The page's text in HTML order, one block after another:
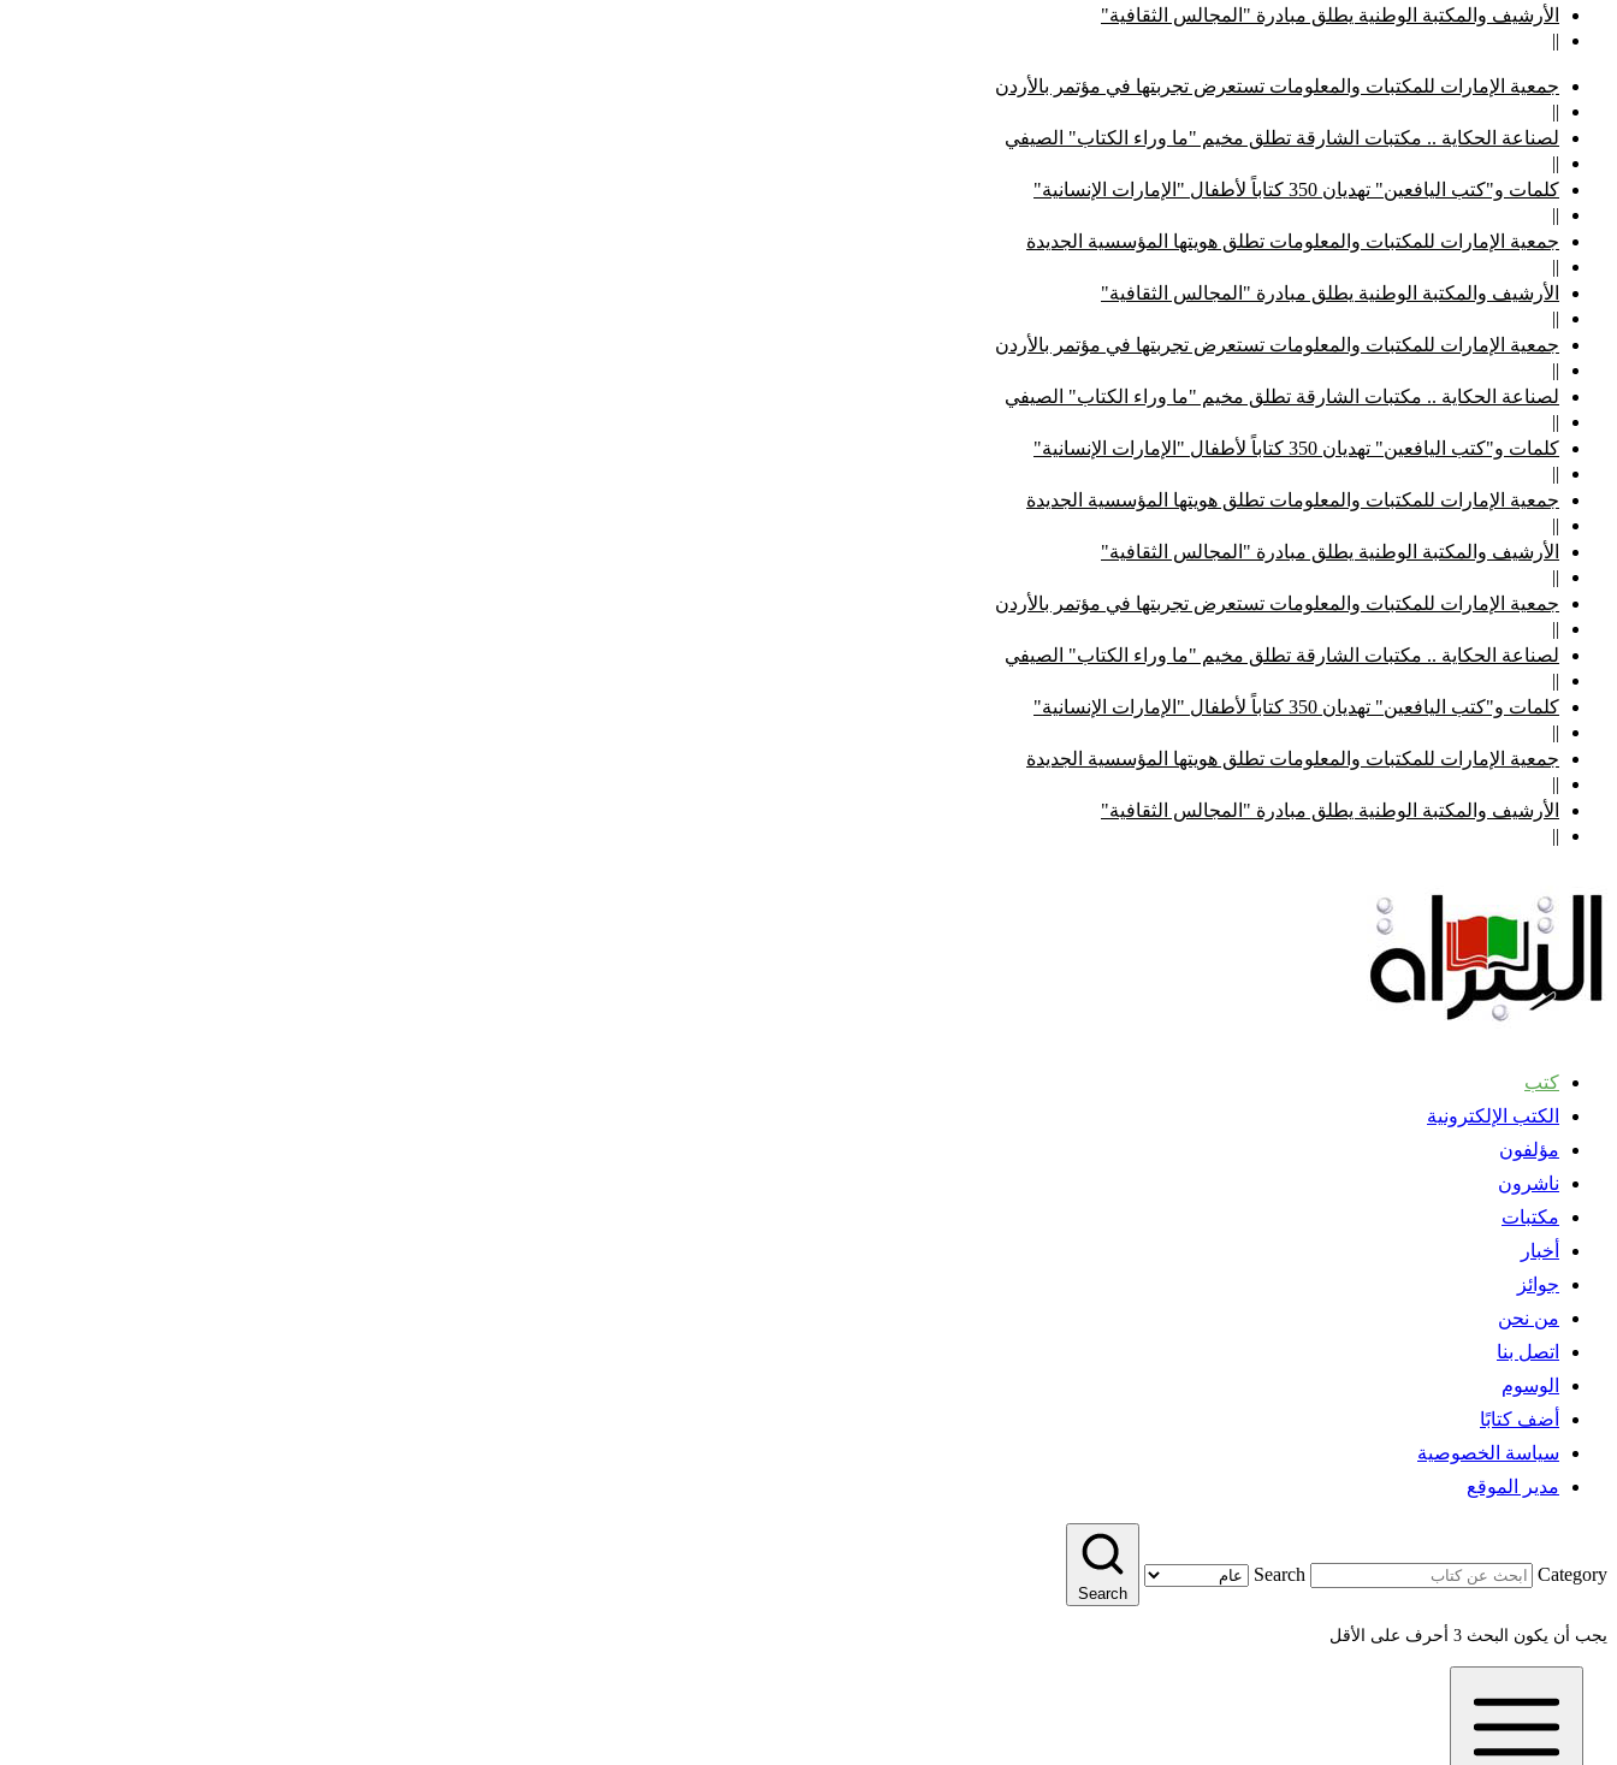
الأرشيف والمكتبة الوطنية يطلق مبادرة "المجالس الثقافية"
||
جمعية الإمارات للمكتبات والمعلومات تستعرض تجربتها في مؤتمر بالأردن
||
لصناعة الحكاية .. مكتبات الشارقة تطلق مخيم "ما وراء الكتاب" الصيفي
||
كلمات و"كتب اليافعين" تهديان 350 كتاباً لأطفال "الإمارات الإنسانية"
||
جمعية الإمارات للمكتبات والمعلومات تطلق هويتها المؤسسية الجديدة
||
الأرشيف والمكتبة الوطنية يطلق مبادرة "المجالس الثقافية"
||
جمعية الإمارات للمكتبات والمعلومات تستعرض تجربتها في مؤتمر بالأردن
||
لصناعة الحكاية .. مكتبات الشارقة تطلق مخيم "ما وراء الكتاب" الصيفي
||
كلمات و"كتب اليافعين" تهديان 350 كتاباً لأطفال "الإمارات الإنسانية"
||
جمعية الإمارات للمكتبات والمعلومات تطلق هويتها المؤسسية الجديدة
||
الأرشيف والمكتبة الوطنية يطلق مبادرة "المجالس الثقافية"
||
جمعية الإمارات للمكتبات والمعلومات تستعرض تجربتها في مؤتمر بالأردن
||
لصناعة الحكاية .. مكتبات الشارقة تطلق مخيم "ما وراء الكتاب" الصيفي
||
كلمات و"كتب اليافعين" تهديان 350 كتاباً لأطفال "الإمارات الإنسانية"
||
جمعية الإمارات للمكتبات والمعلومات تطلق هويتها المؤسسية الجديدة
||
الأرشيف والمكتبة الوطنية يطلق مبادرة "المجالس الثقافية"
||
كتب
الكتب الإلكترونية
مؤلفون
ناشرون
مكتبات
أخبار
جوائز
من نحن
اتصل بنا
الوسوم
أضف كتابًا
سياسة الخصوصية
مدير الموقع
Search Category
Search
يجب أن يكون البحث 3 أحرف على الأقل